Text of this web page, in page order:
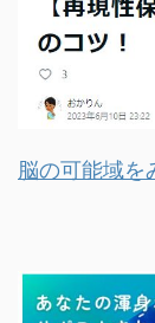
脳の可能域を